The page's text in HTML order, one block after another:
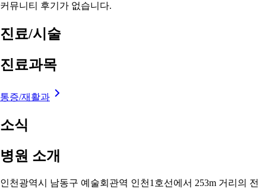
커뮤니티 후기가 없습니다.
진료/시술
진료과목
통증/재활과
소식
병원 소개
인천광역시 남동구 예술회관역 인천1호선에서 253m 거리의 전